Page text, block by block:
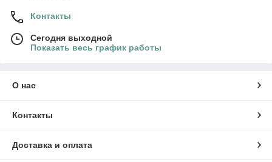
Контакты
Сегодня выходной
Показать весь график работы
О нас
Контакты
Доставка и оплата